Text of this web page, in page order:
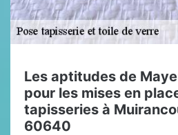
Les aptitudes de
pour les mises en
tapisseries à
60640